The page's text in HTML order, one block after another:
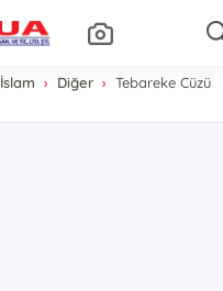
İslam Diğer Tebareke Cüzü